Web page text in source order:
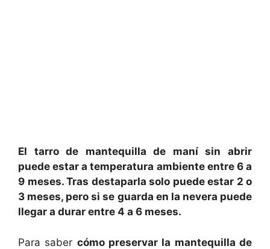
El tarro de mantequilla de maní sin abrir
puede estar a temperatura ambiente entre 6 a
9 meses. Tras destaparla solo puede estar 2 o
3 meses, pero si se guarda en la nevera puede
llegar a durar entre 4 a 6 meses.
Para saber cómo preservar la mantequilla de